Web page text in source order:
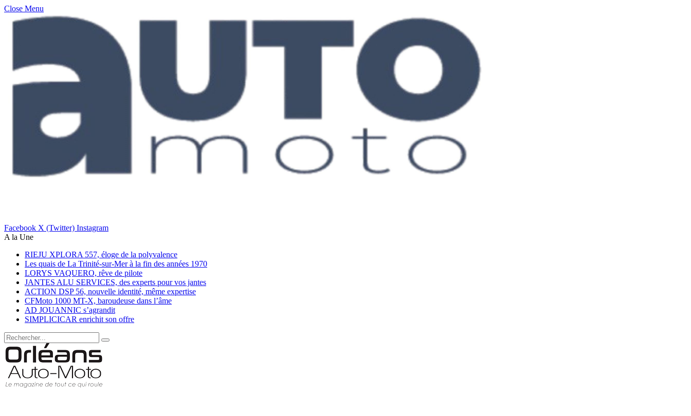
Close Menu
Facebook X (Twitter) Instagram
A la Une
RIEJU XPLORA 557, éloge de la polyvalence
Les quais de La Trinité-sur-Mer à la fin des années 1970
LORYS VAQUERO, rêve de pilote
JANTES ALU SERVICES, des experts pour vos jantes
ACTION DSP 56, nouvelle identité, même expertise
CFMoto 1000 MT-X, baroudeuse dans l’âme
AD JOUANNIC s’agrandit
SIMPLICICAR enrichit son offre